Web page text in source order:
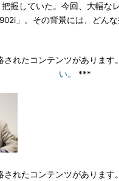
握していた。今回、大幅な
」。その背景には、どん
れたコンテンツがあります。
い。
***
れたコンテンツがあります。